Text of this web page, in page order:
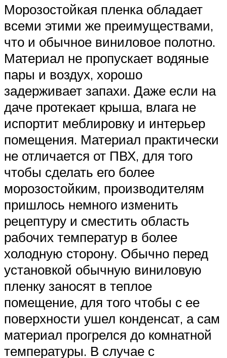
Морозостойкая пленка обладает
всеми этими же преимуществами,
что и обычное виниловое полотно.
Материал не пропускает водяные
пары и воздух, хорошо
задерживает запахи. Даже если на
даче протекает крыша, влага не
испортит меблировку и интерьер
помещения. Материал практически
не отличается от ПВХ, для того
чтобы сделать его более
морозостойким, производителям
пришлось немного изменить
рецептуру и сместить область
рабочих температур в более
холодную сторону. Обычно перед
установкой обычную виниловую
пленку заносят в теплое
помещение, для того чтобы с ее
поверхности ушел конденсат, а сам
материал прогрелся до комнатной
температуры. В случае с